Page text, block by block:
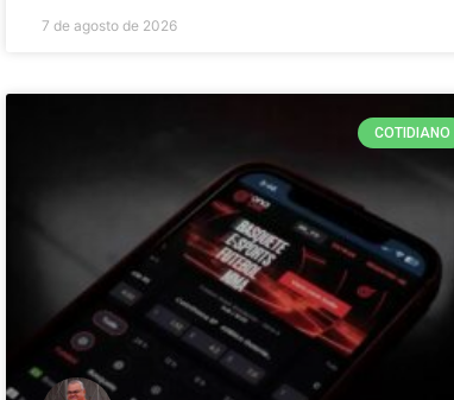
7 de agosto de 2026
COTIDIANO